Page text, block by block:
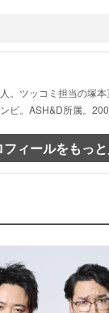
。ツッコミ担当の塚
ビ。ASH&D所属。
フィールをもっ